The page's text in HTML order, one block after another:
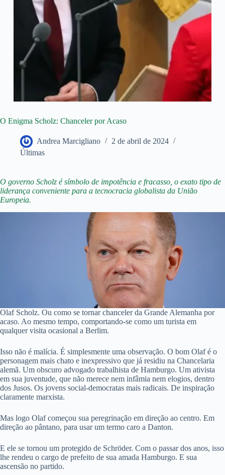
O Enigma Scholz: Chanceler por Acaso
Andrea Marcigliano
2 de abril de 2024
Últimas
O governo Scholz é símbolo de impotência e fracasso, o exato tipo de
liderança conveniente para a tecnocracia globalista da União
Europeia.
Olaf Scholz. Ou como se tornar chanceler da Grande Alemanha por
acaso. Ao mesmo tempo, comportando-se como um turista em
qualquer visita ocasional a Berlim.
Isso não é malícia. É simplesmente uma observação. O bom Olaf é o
personagem mais chato e inexpressivo que já residiu na Chancelaria
alemã. Um obscuro advogado trabalhista de Hamburgo. Um ativista
em sua juventude, que não merece nem infâmia nem elogios, dentro
dos Jusos. Os jovens social-democratas mais radicais. De inspiração
claramente marxista.
Mas logo Olaf começou sua peregrinação em direção ao centro. Em
direção ao pântano, para usar um termo caro a Danton.
E ele se tornou um protegido de Schröder. Com o passar dos anos, isso
lhe rendeu o cargo de prefeito de sua amada Hamburgo. E sua
ascensão no partido.